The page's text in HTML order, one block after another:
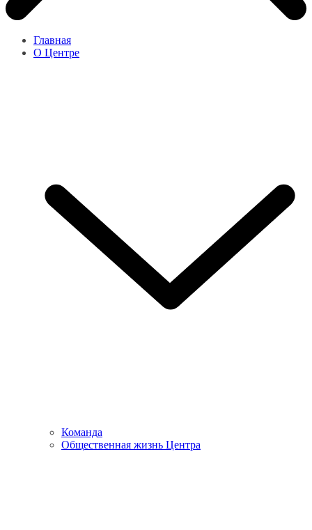
Главная
О Центре
Команда
Общественная жизнь Центра